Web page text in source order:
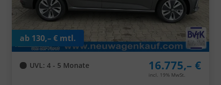
UVL: 4 - 5 Monate 16.775,– €
incl. 19% MwSt.
ab 130,– € mtl.